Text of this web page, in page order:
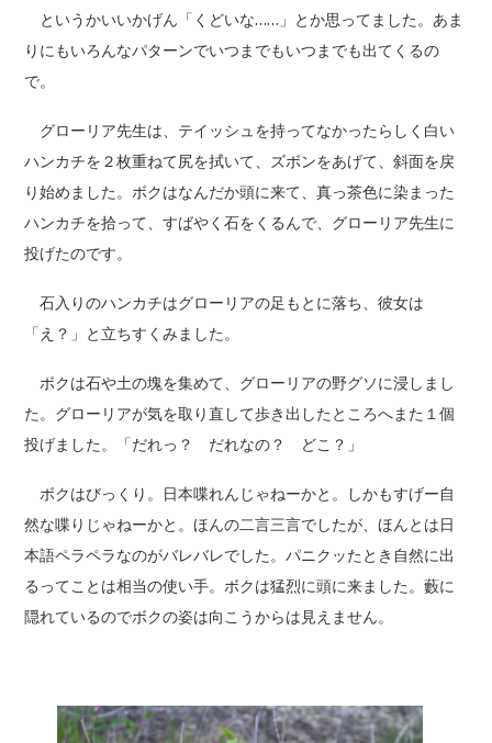
というかいいかげん「くどいな……」とか思ってました。あま
りにもいろんなパターンでいつまでもいつまでも出てくるの
で。
グローリア先生は、テイッシュを持ってなかったらしく白い
ハンカチを２枚重ねて尻を拭いて、ズボンをあげて、斜面を戻
り始めました。ボクはなんだか頭に来て、真っ茶色に染まった
ハンカチを拾って、すばやく石をくるんで、グローリア先生に
投げたのです。
石入りのハンカチはグローリアの足もとに落ち、彼女は
「え？」と立ちすくみました。
ボクは石や土の塊を集めて、グローリアの野グソに浸しまし
た。グローリアが気を取り直して歩き出したところへまた１個
投げました。「だれっ？ だれなの？ どこ？」
ボクはびっくり。日本喋れんじゃねーかと。しかもすげー自
然な喋りじゃねーかと。ほんの二言三言でしたが、ほんとは日
本語ペラペラなのがバレバレでした。パニクッたとき自然に出
るってことは相当の使い手。ボクは猛烈に頭に来ました。藪に
隠れているのでボクの姿は向こうからは見えません。